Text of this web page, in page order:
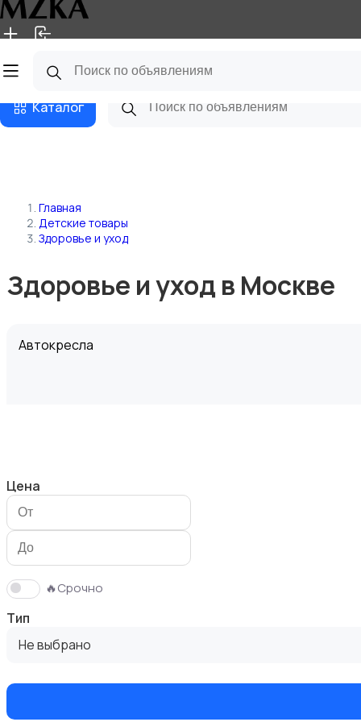
Главная Магазины
Каталог
Главная
Детские товары
Здоровье и уход
Здоровье и уход в Москве
Автокресла
Игрушки и игры
Цена
🔥Срочно
Тип
Не выбрано